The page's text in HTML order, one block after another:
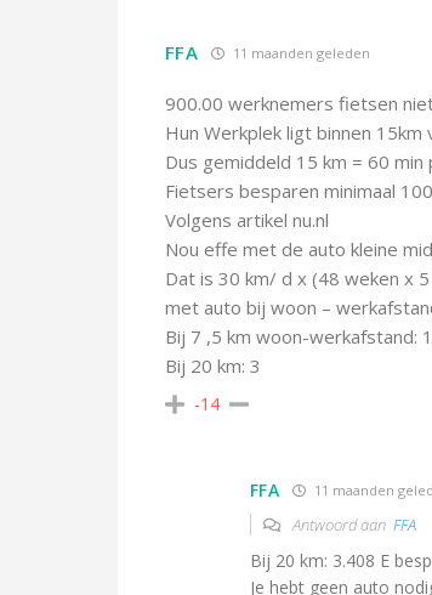
FFA 11 maanden geleden
900.00 werknemers fietsen
Hun Werkplek ligt binnen 15km
Dus gemiddeld 15 km = 60
Fietsers besparen minimaal
Volgens artikel nu.nl
Nou effe met de auto kleine
Dat is 30 km/ d x (48 weken x
met auto bij woon –
Bij 7 ,5 km woon-werkafstand:
Bij 20 km: 3
-14
FFA 11 maanden
Antwoord aan FFA
Bij 20 km: 3.408 E
Je hebt geen auto